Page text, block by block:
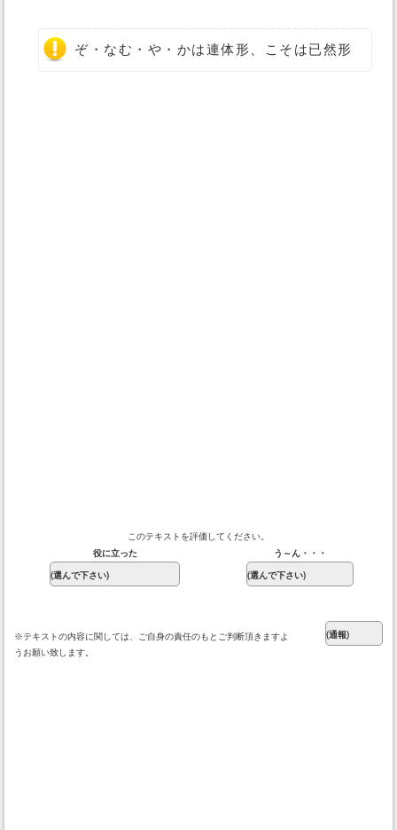
ぞ・なむ・や・かは連体形、こそは已然形
このテキストを評価してください。
役に立った
う～ん・・・
※テキストの内容に関しては、ご自身の責任のもとご判断頂きますよ
うお願い致します。